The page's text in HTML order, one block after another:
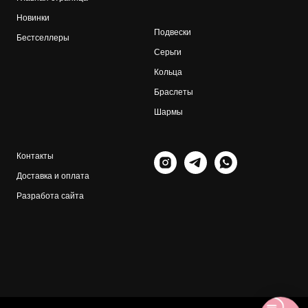
Новинки
Бестселлеры
Подвески
Серьги
Кольца
Браслеты
Шармы
Контакты
Доставка и оплата
Разработа сайта